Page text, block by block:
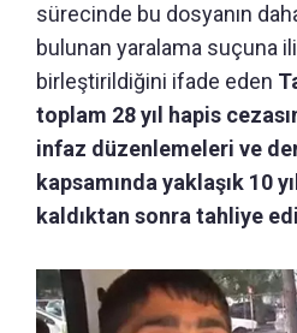
sürecinde bu dosyanın
bulunan yaralama suçuna
birleştirildiğini ifade eden
toplam 28 yıl hapis
infaz düzenlemeleri ve
kapsamında yaklaşık 10
kaldıktan sonra tahliye